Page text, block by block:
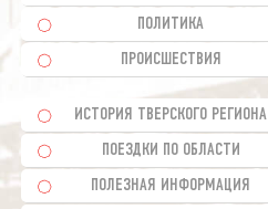
ПОЛИТИКА
ПРОИСШЕСТВИЯ
ИСТОРИЯ ТВЕРСКОГО РЕГИОНА
ПОЕЗДКИ ПО ОБЛАСТИ
ПОЛЕЗНАЯ ИНФОРМАЦИЯ